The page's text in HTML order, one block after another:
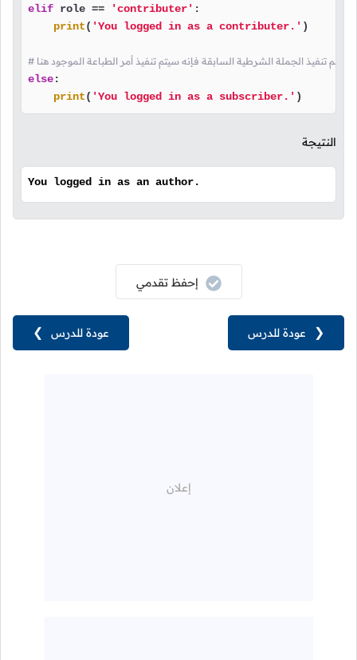
elif role == 'contributer' :
print( 'You logged in as a contributer.' )
لم يتم تنفيذ الجملة الشرطية السابقة فإنه سيتم تنفيذ أمر الطباعة الموجود هنا
else:
print( 'You logged in as a subscriber.' )
النتيجة
You logged in as an author.
عودة للدرس ❯
إحفظ تقدمي
❮ عودة للدرس